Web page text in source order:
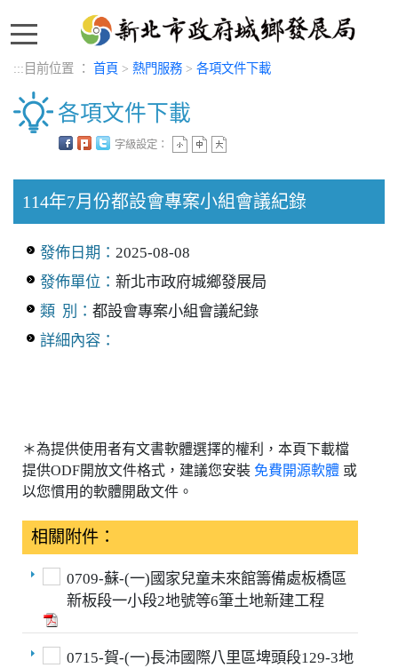
::: 目前位置 ： 首頁 > 熱門服務 > 各項文件下載
各項文件下載
字級設定：
114年7月份都設會專案小組會議紀錄
發佈日期： 2025-08-08
發佈單位： 新北市政府城鄉發展局
類 別： 都設會專案小組會議紀錄
詳細內容：
＊為提供使用者有文書軟體選擇的權利，本頁下載檔
提供ODF開放文件格式，建議您安裝 免費開源軟體 或
以您慣用的軟體開啟文件。
相關附件：
0709-蘇-(一)國家兒童未來館籌備處板橋區
新板段一小段2地號等6筆土地新建工程
0715-賀-(一)長沛國際八里區埤頭段129-3地